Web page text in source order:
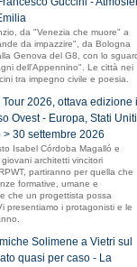
da "Venezia che muore" a
da impazzire", da Bologna
Genova del G8, con lo
dell'Appennino". Le città nei
tra impegno civile e poesia.
2026, ottava edizione
Ovest - Europa, Stati
30 settembre 2026
Isabel Córdoba Magalló e
architetti vincitori
partiranno per quella che
formative, umane e
che un progettista possa
presentiamo i protagonisti e le
Solimene a Vietri sul
quasi per caso - La